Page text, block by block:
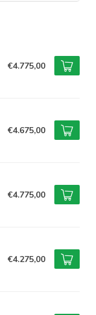
€4.775,00
€4.675,00
€4.775,00
€4.275,00